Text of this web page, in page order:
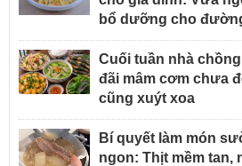
bổ dưỡng cho
Cuối tuần nhà
đãi mâm cơm chưa
cũng xuýt xoa
Bí quyết làm món
ngon: Thịt mềm tan,